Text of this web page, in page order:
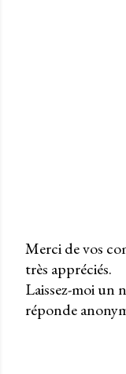
P
u
b
Merci de vos
très appréciés.
Laissez-moi un
réponde